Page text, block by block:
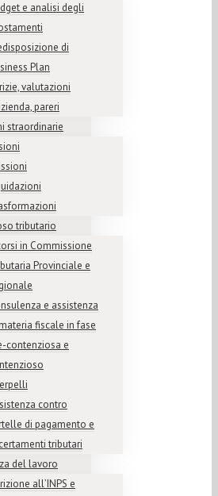
e analisi degli
di
Plan
valutazioni
pareri
straordinarie
tributario
in Commissione
Provinciale e
e assistenza
fiscale in fase
contenziosa e
contro
di pagamento e
tributari
del lavoro
all’INPS e